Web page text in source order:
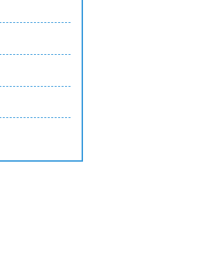
8D BIM安全衛生情報デジ